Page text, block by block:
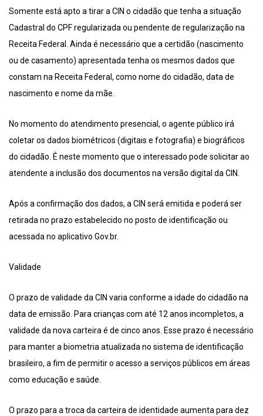
Somente está apto a tirar a CIN o cidadão que tenha a situação
Cadastral do CPF regularizada ou pendente de regularização na
Receita Federal. Ainda é necessário que a certidão (nascimento
ou de casamento) apresentada tenha os mesmos dados que
constam na Receita Federal, como nome do cidadão, data de
nascimento e nome da mãe.
No momento do atendimento presencial, o agente público irá
coletar os dados biométricos (digitais e fotografia) e biográficos
do cidadão. É neste momento que o interessado pode solicitar ao
atendente a inclusão dos documentos na versão digital da CIN.
Após a confirmação dos dados, a CIN será emitida e poderá ser
retirada no prazo estabelecido no posto de identificação ou
acessada no aplicativo Gov.br.
Validade
O prazo de validade da CIN varia conforme a idade do cidadão na
data de emissão. Para crianças com até 12 anos incompletos, a
validade da nova carteira é de cinco anos. Esse prazo é necessário
para manter a biometria atualizada no sistema de identificação
brasileiro, a fim de permitir o acesso a serviços públicos em áreas
como educação e saúde.
O prazo para a troca da carteira de identidade aumenta para dez